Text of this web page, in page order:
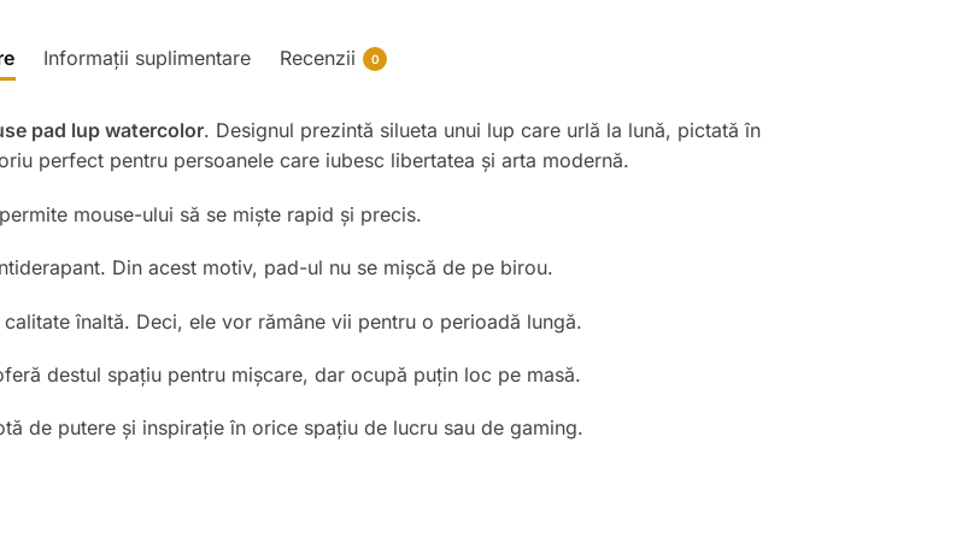
Informații suplimentare Recenzii 0
pad lup watercolor. Designul prezintă silueta unui lup care urlă la lună, pictată în
perfect pentru persoanele care iubesc libertatea și arta modernă.
mouse-ului să se miște rapid și precis.
Din acest motiv, pad-ul nu se mișcă de pe birou.
înaltă. Deci, ele vor rămâne vii pentru o perioadă lungă.
destul spațiu pentru mișcare, dar ocupă puțin loc pe masă.
de putere și inspirație în orice spațiu de lucru sau de gaming.